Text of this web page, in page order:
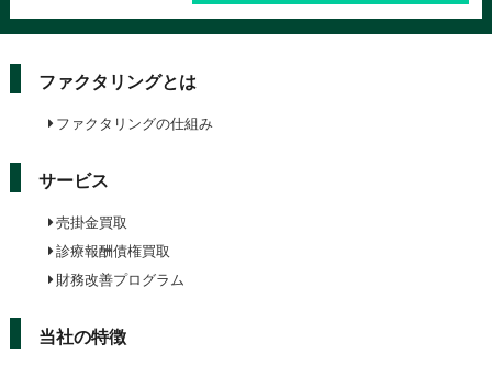
ファクタリングとは
ファクタリングの仕組み
サービス
売掛金買取
診療報酬債権買取
財務改善プログラム
当社の特徴